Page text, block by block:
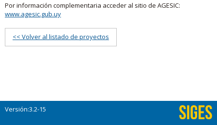
Por información complementaria acceder al sitio de AGESIC:
www.agesic.gub.uy
<< Volver al listado de proyectos
Versión:3.2-15